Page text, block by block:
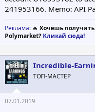
241953166. Memo: API
Реклама: 🔥 Хочешь получить
Polymarket? Кликай сюда!
Incredible-
ТОП-МАСТЕР
07.01.2019